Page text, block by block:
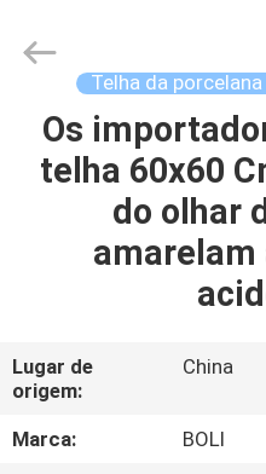
PARA
CASA
PRODUTOS
SOBRE
NÓS
CERAMICS
CO.,LTD..
Reserved.
Telha da
Os
telha 60x60
do olhar
amarelam
Lugar de
origem:
China
Marca:
BOLI